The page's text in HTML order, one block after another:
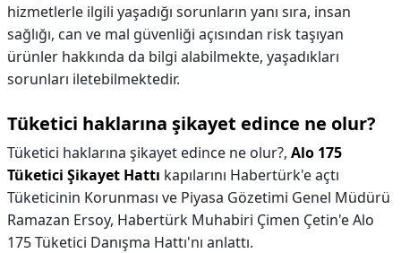
hizmetlerle ilgili yaşadığı sorunların yanı sıra, insan
sağlığı, can ve mal güvenliği açısından risk taşıyan
ürünler hakkında da bilgi alabilmekte, yaşadıkları
sorunları iletebilmektedir.
Tüketici haklarına şikayet edince ne olur?
Tüketici haklarına şikayet edince ne olur?, Alo 175
Tüketici Şikayet Hattı kapılarını Habertürk'e açtı
Tüketicinin Korunması ve Piyasa Gözetimi Genel Müdürü
Ramazan Ersoy, Habertürk Muhabiri Çimen Çetin'e Alo
175 Tüketici Danışma Hattı'nı anlattı.